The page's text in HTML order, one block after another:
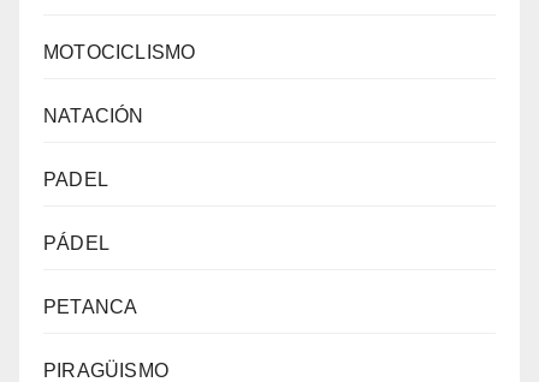
MOTOCICLISMO
NATACIÓN
PADEL
PÁDEL
PETANCA
PIRAGÜISMO